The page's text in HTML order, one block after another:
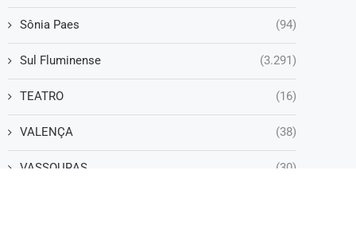
Sônia Paes (94)
Sul Fluminense (3.291)
TEATRO (16)
VALENÇA (38)
VASSOURAS (30)